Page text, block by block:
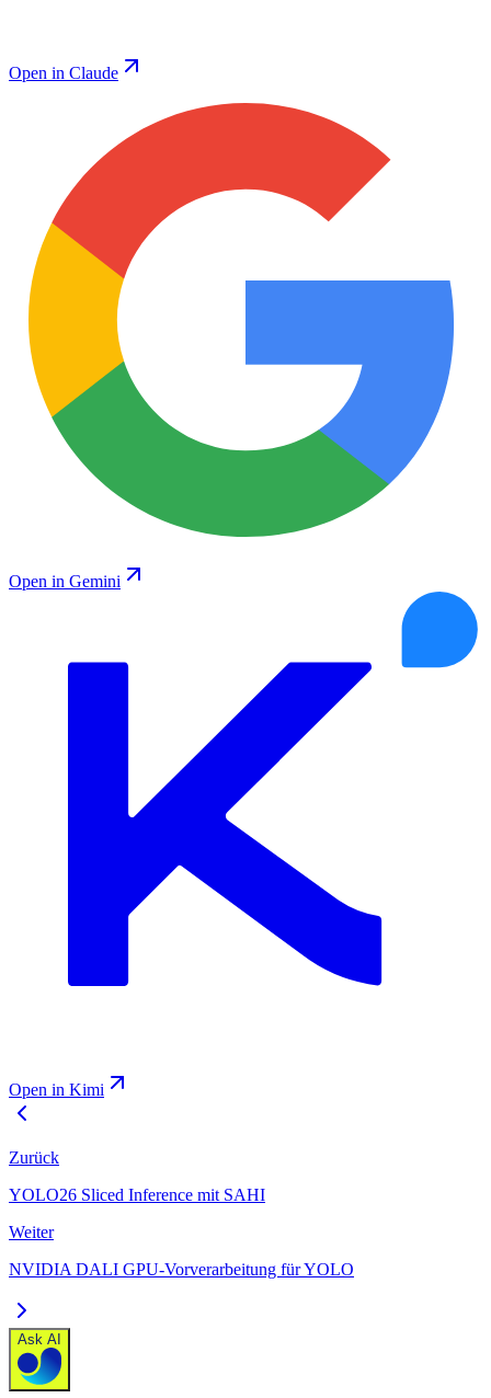
Open in Claude
Open in Gemini
Open in Kimi
Zurück
YOLO26 Sliced Inference mit SAHI
Weiter
NVIDIA DALI GPU-Vorverarbeitung für YOLO
Ask AI